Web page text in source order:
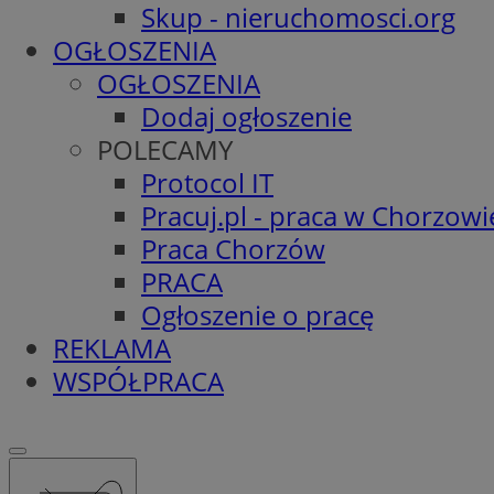
Skup - nieruchomosci.org
OGŁOSZENIA
OGŁOSZENIA
Dodaj ogłoszenie
POLECAMY
Protocol IT
Pracuj.pl - praca w
Praca Chorzów
PRACA
Ogłoszenie o pracę
REKLAMA
WSPÓŁPRACA